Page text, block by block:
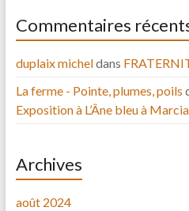
Commentaires
duplaix micheldans
La ferme - Pointe, plumes, poils
Exposition à L’Âne bleu à
Archives
août 2024